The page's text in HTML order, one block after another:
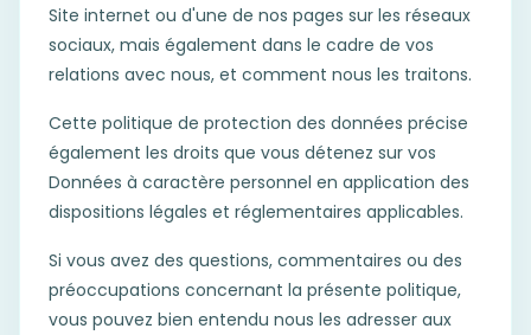
Site internet ou d'une de nos pages sur les réseaux
sociaux, mais également dans le cadre de vos
relations avec nous, et comment nous les traitons.
Cette politique de protection des données précise
également les droits que vous détenez sur vos
Données à caractère personnel en application des
dispositions légales et réglementaires applicables.
Si vous avez des questions, commentaires ou des
préoccupations concernant la présente politique,
vous pouvez bien entendu nous les adresser aux